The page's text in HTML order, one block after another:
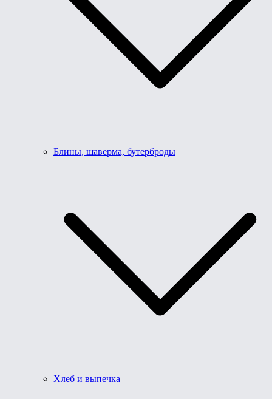
Блины, шаверма, бутерброды
Хлеб и выпечка